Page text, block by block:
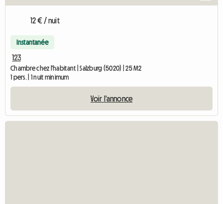
12 € / nuit
Instantanée
123
Chambre chez l'habitant | Salzburg (5020) | 25 M2
1 pers. | 1 nuit minimum
Voir l'annonce